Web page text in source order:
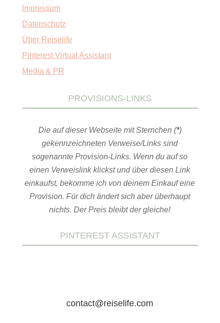
Impressum
Datenschutz
Über Reiselife
Pinterest Virtual Assistant
Media & PR
PROVISIONS-LINKS
Die auf dieser Webseite mit Sternchen (*)
gekennzeichneten Verweise/Links sind
sogenannte Provision-Links. Wenn du auf so
einen Verweislink klickst und über diesen Link
einkaufst, bekomme ich von deinem Einkauf eine
Provision. Für dich ändert sich aber überhaupt
nichts. Der Preis bleibt der gleiche!
PINTEREST ASSISTANT
contact@reiselife.com